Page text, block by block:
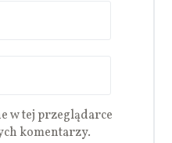
w tej przeglądarce
komentarzy.